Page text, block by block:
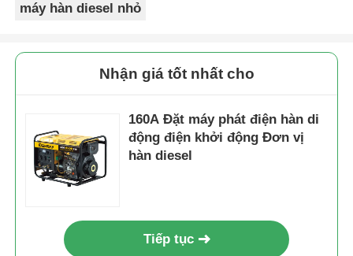
máy hàn diesel nhỏ
Nhận giá tốt nhất cho
160A Đặt máy phát điện hàn di
động điện khởi động Đơn vị
hàn diesel
Tiếp tục